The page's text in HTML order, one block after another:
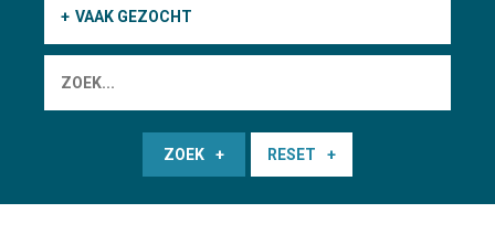
VAAK GEZOCHT
ZOEK RESET